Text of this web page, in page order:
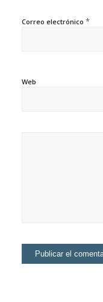
Correo electrónico *
Web